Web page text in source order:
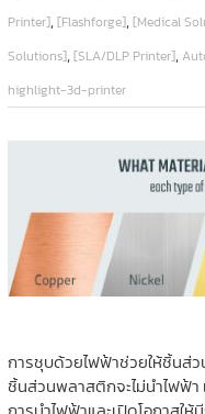
Printer],[Flashforge],[Medical
Solutions],[SLA/DLP Printer],
highlight-3d-printer
การชุบด้วยไฟฟ้าช่วยให้ชิ้นส่
ชิ้นส่วนพลาสติกจะไม่นำไฟฟ้